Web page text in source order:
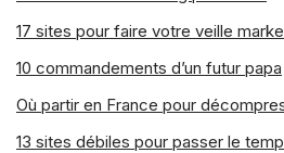
17 sites pour faire votre veille
10 commandements d’un futur papa
Où partir en France pour
13 sites débiles pour passer le